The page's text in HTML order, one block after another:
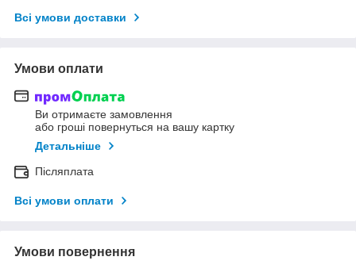
Всі умови доставки
Умови оплати
Ви отримаєте замовлення
або гроші повернуться на вашу картку
Детальніше
Післяплата
Всі умови оплати
Умови повернення